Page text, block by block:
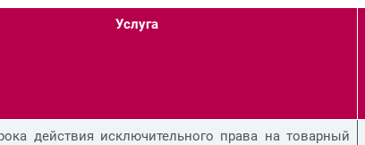
Услуга
действия исключительного права на товарный